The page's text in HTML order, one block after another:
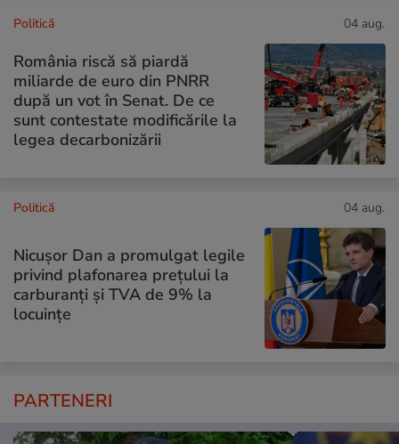
Politică 04 aug.
România riscă să piardă
miliarde de euro din PNRR
după un vot în Senat. De ce
sunt contestate modificările la
legea decarbonizării
Politică 04 aug.
Nicușor Dan a promulgat legile
privind plafonarea prețului la
carburanți și TVA de 9% la
locuințe
PARTENERI